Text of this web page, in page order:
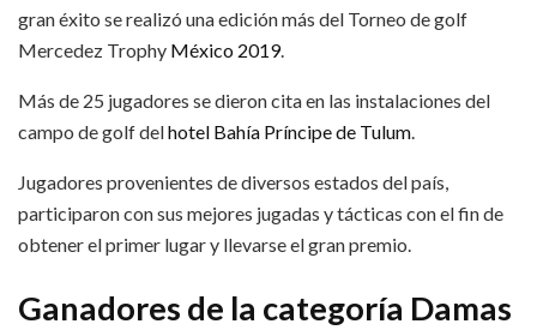
gran éxito se realizó una edición más del Torneo de golf
Mercedez Trophy México 2019.
Más de 25 jugadores se dieron cita en las instalaciones del
campo de golf delhotel Bahía Príncipe de Tulum
Jugadores provenientes de diversos estados del país,
participaron con sus mejores jugadas y tácticas con el fin de
obtener el primer lugar y llevarse el gran premio.
Ganadores de la categoría Damas